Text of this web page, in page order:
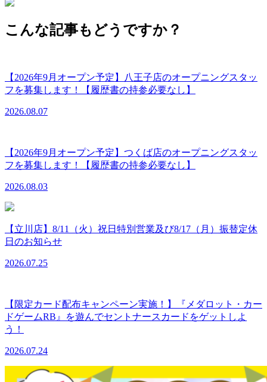
こんな記事もどうですか？
【2026年9月オープン予定】八王子店のオープニングスタッ
フを募集します！【履歴書の持参必要なし】
2026.08.07
【2026年9月オープン予定】つくば店のオープニングスタッ
フを募集します！【履歴書の持参必要なし】
2026.08.03
【立川店】8/11（火）祝日特別営業及び8/17（月）振替定休
日のお知らせ
2026.07.25
【限定カード配布キャンペーン実施！】『メダロット・カー
ドゲームRB』を遊んでセントナースカードをゲットしよ
う！
2026.07.24